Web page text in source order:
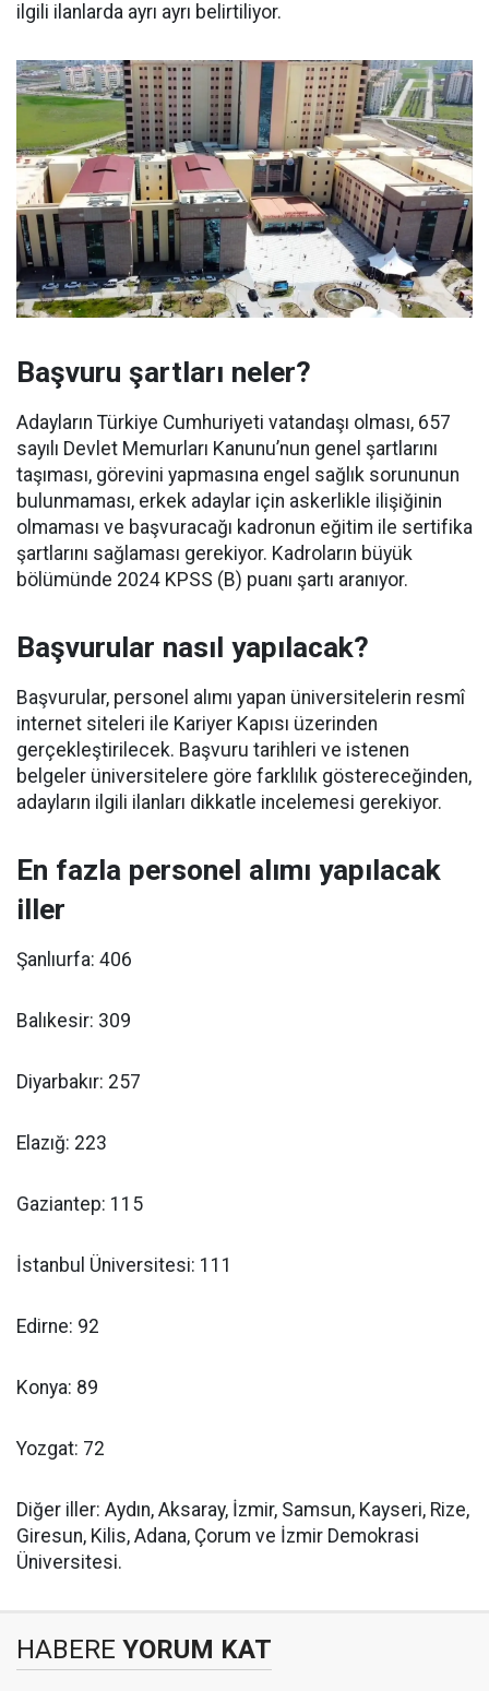
ilgili ilanlarda ayrı ayrı belirtiliyor.
Başvuru şartları neler?
Adayların Türkiye Cumhuriyeti vatandaşı olması, 657
sayılı Devlet Memurları Kanunu’nun genel şartlarını
taşıması, görevini yapmasına engel sağlık sorununun
bulunmaması, erkek adaylar için askerlikle ilişiğinin
olmaması ve başvuracağı kadronun eğitim ile sertifika
şartlarını sağlaması gerekiyor. Kadroların büyük
bölümünde 2024 KPSS (B) puanı şartı aranıyor.
Başvurular nasıl yapılacak?
Başvurular, personel alımı yapan üniversitelerin resmî
internet siteleri ile Kariyer Kapısı üzerinden
gerçekleştirilecek. Başvuru tarihleri ve istenen
belgeler üniversitelere göre farklılık göstereceğinden,
adayların ilgili ilanları dikkatle incelemesi gerekiyor.
En fazla personel alımı yapılacak
iller
Şanlıurfa: 406
Balıkesir: 309
Diyarbakır: 257
Elazığ: 223
Gaziantep: 115
İstanbul Üniversitesi: 111
Edirne: 92
Konya: 89
Yozgat: 72
Diğer iller: Aydın, Aksaray, İzmir, Samsun, Kayseri, Rize,
Giresun, Kilis, Adana, Çorum ve İzmir Demokrasi
Üniversitesi.
HABERE YORUM KAT